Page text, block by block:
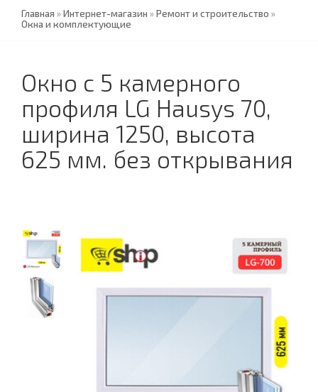
Главная »Интернет-магазин »Ремонт и строительство »
Окна и комплектующие
Окно с 5 камерного
профиля LG Hausys 70,
ширина 1250, высота
625 мм. без открывания